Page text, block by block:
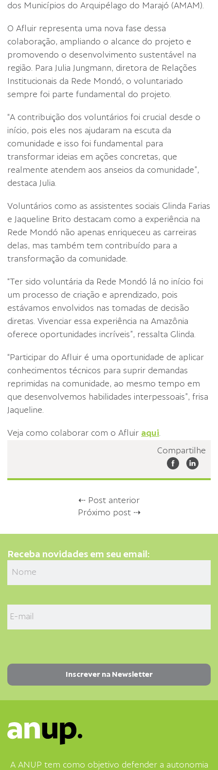
dos Municípios do Arquipélago do Marajó (AMAM).
O Afluir representa uma nova fase dessa
colaboração, ampliando o alcance do projeto e
promovendo o desenvolvimento sustentável na
região. Para Julia Jungmann, diretora de Relações
Institucionais da Rede Mondó, o voluntariado
sempre foi parte fundamental do projeto.
“A contribuição dos voluntários foi crucial desde o
início, pois eles nos ajudaram na escuta da
comunidade e isso foi fundamental para
transformar ideias em ações concretas, que
realmente atendem aos anseios da comunidade”,
destaca Julia.
Voluntários como as assistentes sociais Glinda Farias
e Jaqueline Brito destacam como a experiência na
Rede Mondó não apenas enriqueceu as carreiras
delas, mas também tem contribuído para a
transformação da comunidade.
“Ter sido voluntária da Rede Mondó lá no início foi
um processo de criação e aprendizado, pois
estávamos envolvidos nas tomadas de decisão
diretas. Vivenciar essa experiência na Amazônia
oferece oportunidades incríveis”, ressalta Glinda.
“Participar do Afluir é uma oportunidade de aplicar
conhecimentos técnicos para suprir demandas
reprimidas na comunidade, ao mesmo tempo em
que desenvolvemos habilidades interpessoais”, frisa
Jaqueline.
Veja como colaborar com o Afluir aqui.
Compartilhe
⇠ Post anterior
Próximo post ⇢
Receba novidades em seu email:
A ANUP tem como objetivo defender a autonomia